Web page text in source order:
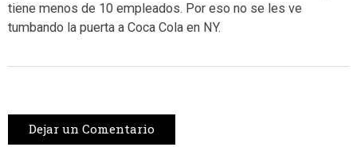
tiene menos de 10 empleados. Por eso no se les ve
tumbando la puerta a Coca Cola en NY.
Dejar un Comentario